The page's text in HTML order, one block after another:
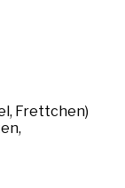
Frettchen)